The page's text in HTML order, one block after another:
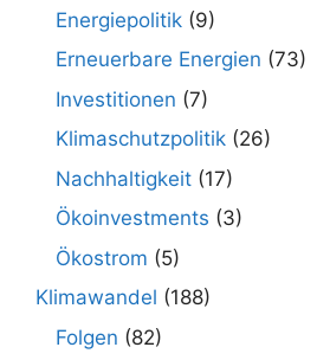
Energiepolitik (9)
Erneuerbare Energien (73)
Investitionen (7)
Klimaschutzpolitik (26)
Nachhaltigkeit (17)
Ökoinvestments (3)
Ökostrom (5)
Klimawandel (188)
Folgen (82)